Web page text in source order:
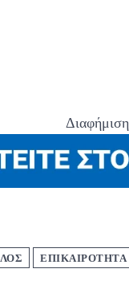
Διαφήμιση
ΕΠΙΚΑΙΡΟΤΗΤΑ